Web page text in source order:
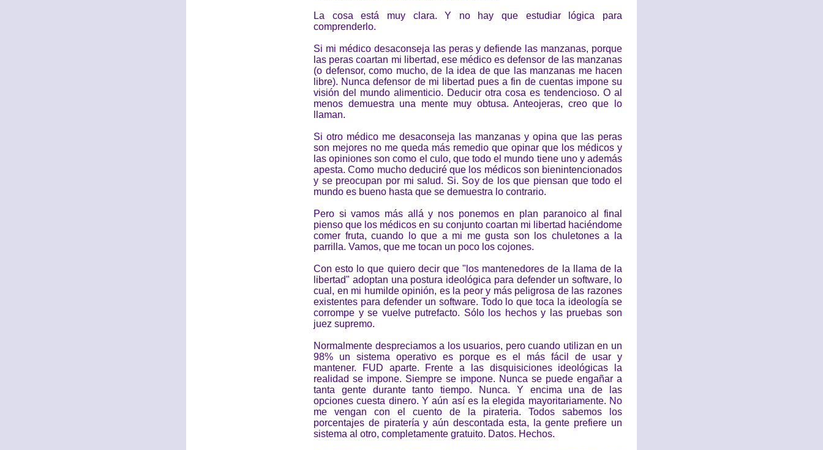
La cosa está muy clara. Y no hay que estudiar lógica para
comprenderlo.
Si mi médico desaconseja las peras y defiende las manzanas, porque
las peras coartan mi libertad, ese médico es defensor de las manzanas
(o defensor, como mucho, de la idea de que las manzanas me hacen
libre). Nunca defensor de mi libertad pues a fin de cuentas impone su
visión del mundo alimenticio. Deducir otra cosa es tendencioso. O al
menos demuestra una mente muy obtusa. Anteojeras, creo que lo
llaman.
Si otro médico me desaconseja las manzanas y opina que las peras
son mejores no me queda más remedio que opinar que los médicos y
las opiniones son como el culo, que todo el mundo tiene uno y además
apesta. Como mucho deduciré que los médicos son bienintencionados
y se preocupan por mi salud. Si. Soy de los que piensan que todo el
mundo es bueno hasta que se demuestra lo contrario.
Pero si vamos más allá y nos ponemos en plan paranoico al final
pienso que los médicos en su conjunto coartan mi libertad haciéndome
comer fruta, cuando lo que a mi me gusta son los chuletones a la
parrilla. Vamos, que me tocan un poco los cojones.
Con esto lo que quiero decir que "los mantenedores de la llama de la
libertad" adoptan una postura ideológica para defender un software, lo
cual, en mi humilde opinión, es la peor y más peligrosa de las razones
existentes para defender un software. Todo lo que toca la ideología se
corrompe y se vuelve putrefacto. Sólo los hechos y las pruebas son
juez supremo.
Normalmente despreciamos a los usuarios, pero cuando utilizan en un
98% un sistema operativo es porque es el más fácil de usar y
mantener. FUD aparte. Frente a las disquisiciones ideológicas la
realidad se impone. Siempre se impone. Nunca se puede engañar a
tanta gente durante tanto tiempo. Nunca. Y encima una de las
opciones cuesta dinero. Y aún así es la elegida mayoritariamente. No
me vengan con el cuento de la pirateria. Todos sabemos los
porcentajes de piratería y aún descontada esta, la gente prefiere un
sistema al otro, completamente gratuito. Datos. Hechos.